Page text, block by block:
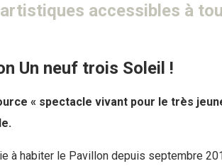
accessibles à
Un neuf trois Soleil !
« spectacle vivant pour le très
à habiter le Pavillon depuis septembre